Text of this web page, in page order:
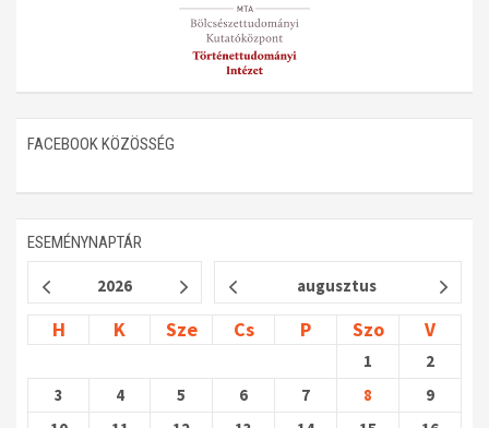
FACEBOOK KÖZÖSSÉG
ESEMÉNYNAPTÁR
2026 augusztus
H K Sze Cs P Szo V
1
2
3
4 5 6 7 8
9